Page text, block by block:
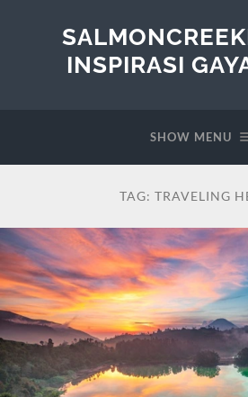
INSPIRASI
SHOW MENU
TAG: TRAVELING